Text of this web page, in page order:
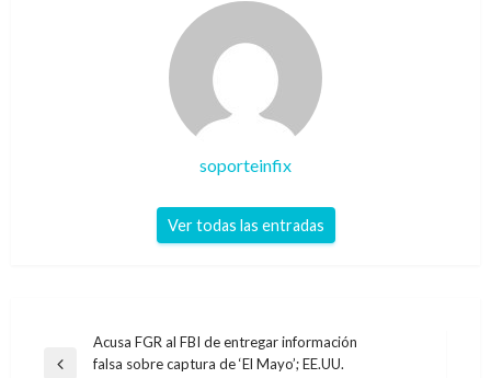
soporteinfix
Ver todas las entradas
Navegación
Entrada
Acusa FGR al FBI de entregar información
falsa sobre captura de ‘El Mayo’; EE.UU.